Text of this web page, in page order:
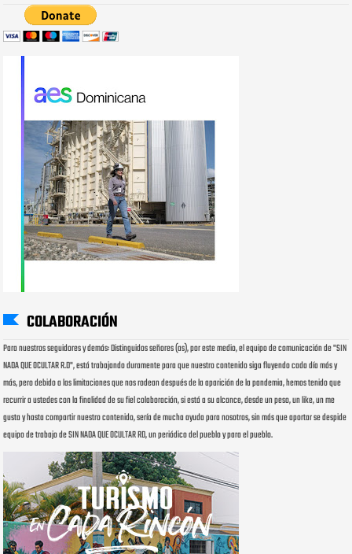
COLABORACIÓN
Para nuestros seguidores y demás: Distinguidos señores (as), por este medio, el equipo de comunicación de "SIN
NADA QUE OCULTAR R.D", está trabajando duramente para que nuestro contenido siga fluyendo cada día más y
más, pero debido a las limitaciones que nos rodean después de la aparición de la pandemia, hemos tenido que
recurrir a ustedes con la finalidad de su fiel colaboración, si está a su alcance, desde un peso, un like, un me
gusta y hasta compartir nuestro contenido, sería de mucha ayuda para nosotros, sin más que aportar se despide
equipo de trabajo de SIN NADA QUE OCULTAR RD, un periódico del pueblo y para el pueblo.